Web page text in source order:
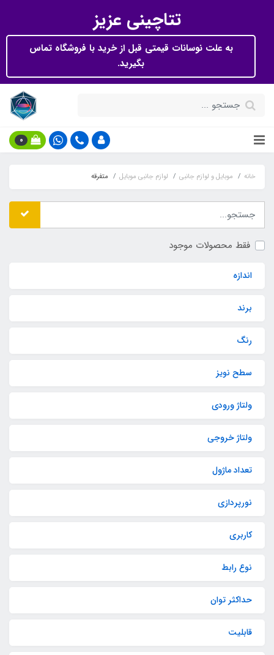
تتاچینی عزیز
به علت نوسانات قیمتی قبل از خرید با فروشگاه تماس
بگیرید.
0
خانه موبایل و لوازم جانبی لوازم جانبی موبایل متفرقه
فقط محصولات موجود
اندازه
برند
رنگ
سطح نویز
ولتاژ ورودی
ولتاژ خروجی
تعداد ماژول
نورپردازی
کاربری
نوع رابط
حداکثر توان
قابلیت‌